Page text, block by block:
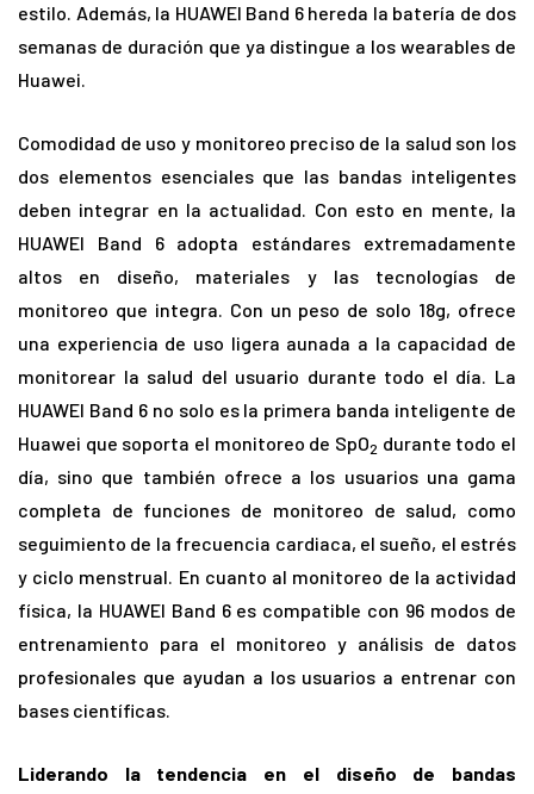
estilo. Además, la HUAWEI Band 6 hereda la batería de dos
semanas de duración que ya distingue a los wearables de
Huawei.
Comodidad de uso y monitoreo preciso de la salud son los
dos elementos esenciales que las bandas inteligentes
deben integrar en la actualidad. Con esto en mente, la
HUAWEI Band 6 adopta estándares extremadamente
altos en diseño, materiales y las tecnologías de
monitoreo que integra. Con un peso de solo 18g, ofrece
una experiencia de uso ligera aunada a la capacidad de
monitorear la salud del usuario durante todo el día. La
HUAWEI Band 6 no solo es la primera banda inteligente de
Huawei que soporta el monitoreo de SpO2 durante todo el
día, sino que también ofrece a los usuarios una gama
completa de funciones de monitoreo de salud, como
seguimiento de la frecuencia cardiaca, el sueño, el estrés
y ciclo menstrual. En cuanto al monitoreo de la actividad
física, la HUAWEI Band 6 es compatible con 96 modos de
entrenamiento para el monitoreo y análisis de datos
profesionales que ayudan a los usuarios a entrenar con
bases científicas.
Liderando la tendencia en el diseño de bandas